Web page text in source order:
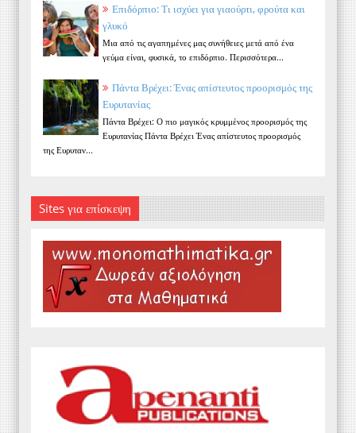
Επιδόρπιο: Τι ισχύει για γιαούρτι, φρούτα και
γλυκό
Μια από τις αγαπημένες μας συνήθειες μετά από ένα
γεύμα είναι, φυσικά, το επιδόρπιο. Περισσότερα...
Πάντα Βρέχει: Ένας απίστευτος προορισμός της
Ευρυτανίας
Πάντα Βρέχει: Ο πιο μαγικός κρυμμένος προορισμός της
Ευρυτανίας Πάντα Βρέχει Ένας απίστευτος προορισμός
της Ευρυταν...
Sites για επίσκεψη